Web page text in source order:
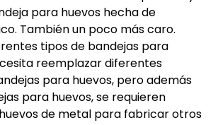
para huevos hecha de
También un poco más caro.
tipos de bandejas para
reemplazar diferentes
para huevos, pero además
para huevos, se requieren
de metal para fabricar otros